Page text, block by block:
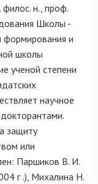
н., проф.
Школы -
и
школы
ученой степени
научное
защиту
или
Паршиков В. И.
г.), Михалина Н.